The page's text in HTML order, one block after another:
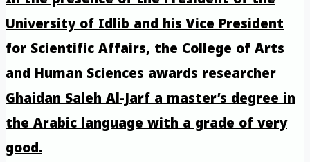
University of Idlib and his Vice President
for Scientific Affairs, the College of Arts
and Human Sciences awards researcher
Ghaidan Saleh Al-Jarf a master’s degree in
the Arabic language with a grade of very
good.